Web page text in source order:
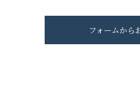
フォームから